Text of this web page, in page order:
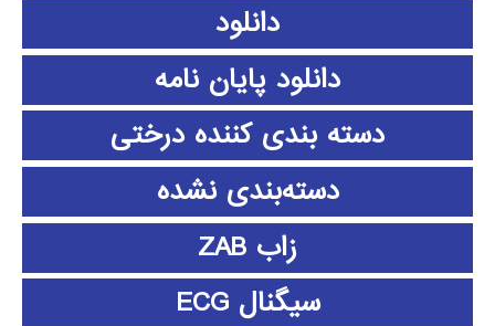
دانلود
دانلود پايان نامه
دسته بندی کننده درختی
دسته‌بندی نشده
زاب ZAB
سیگنال ECG